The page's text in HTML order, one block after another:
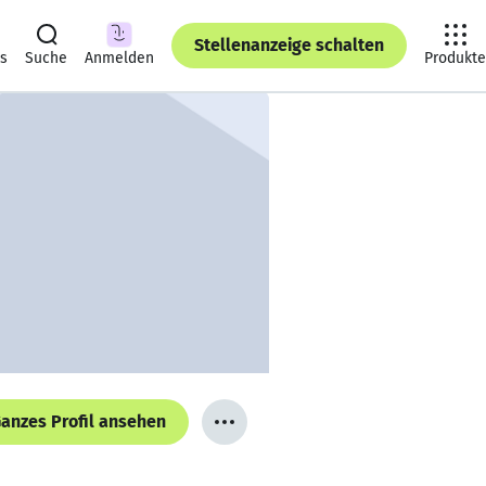
Suche Anmelden
Stellenanzeige schalten
Produkte
Profil ansehen